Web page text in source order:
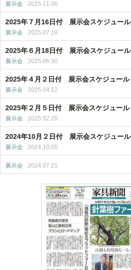
展示会 2025.11.06
2025年７月16日付 展示会スケジュール
展示会 2025.07.18
2025年６月18日付 展示会スケジュール
展示会 2025.06.30
2025年４月２日付 展示会スケジュール
展示会 2025.04.12
2025年２月５日付 展示会スケジュール
展示会 2025.02.20
2024年10月２日付 展示会スケジュール
展示会 2024.10.05
展示会 2024.07.21